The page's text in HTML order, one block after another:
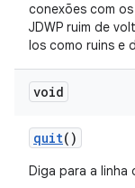
conexões com
JDWP ruim de
los como ruins e
void
quit()
Diga para a linha